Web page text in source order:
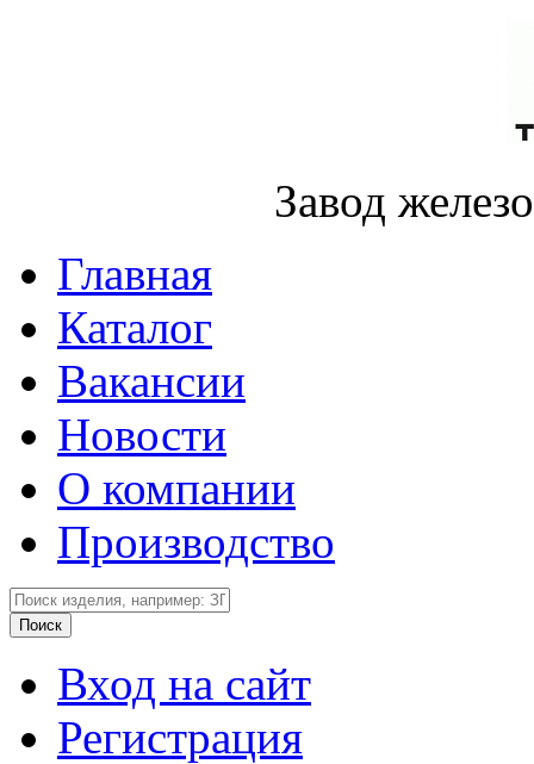
Завод
Главная
Каталог
Вакансии
Новости
О компании
Производство
Вход на сайт
Регистрация